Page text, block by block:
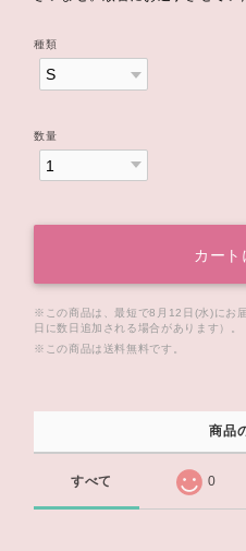
種類
数量
カート
※この商品は、最短で8月12日(水)にお
日に数日追加される場合があります）。
※この商品は 送料無料です。
商品
すべて 0